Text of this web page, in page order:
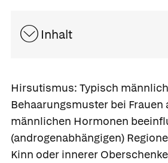
Inhalt
Hirsutismus: Typisch
Behaarungsmuster bei Frauen
männlichen Hormonen
(androgenabhängigen)
Kinn oder innerer